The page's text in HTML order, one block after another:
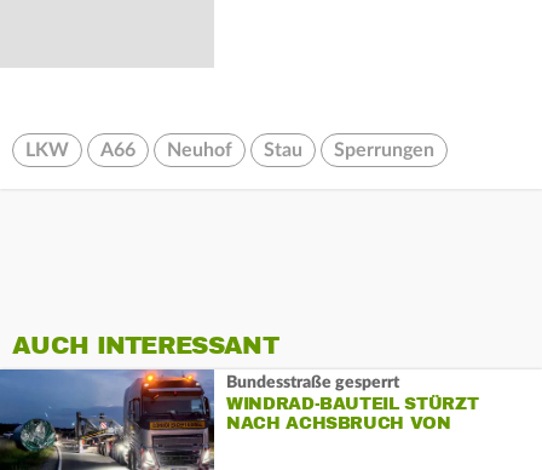
LKW A66 Neuhof Stau Sperrungen
AUCH INTERESSANT
Bundesstraße gesperrt
WINDRAD-BAUTEIL STÜRZT
NACH ACHSBRUCH VON